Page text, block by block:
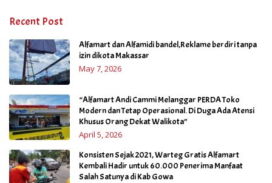
Recent Post
Alfamart dan Alfamidi bandel,Reklame berdiri tanpa
izin dikota Makassar
May 7, 2026
“Alfamart Andi Cammi Melanggar PERDA Toko
Modern dan Tetap Operasional. Di Duga Ada Atensi
Khusus Orang Dekat Walikota”
April 5, 2026
Konsisten Sejak 2021, Warteg Gratis Alfamart
Kembali Hadir untuk 60.000 Penerima Manfaat
Salah Satunya di Kab Gowa